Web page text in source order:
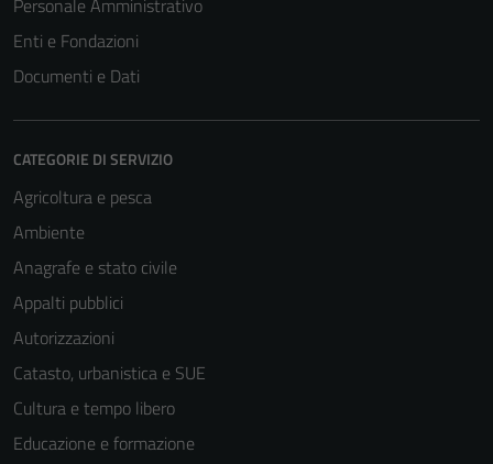
Personale Amministrativo
Enti e Fondazioni
Documenti e Dati
CATEGORIE DI SERVIZIO
Agricoltura e pesca
Ambiente
Anagrafe e stato civile
Appalti pubblici
Autorizzazioni
Catasto, urbanistica e SUE
Cultura e tempo libero
Educazione e formazione